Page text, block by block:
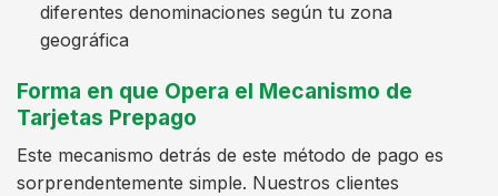
diferentes denominaciones según tu zona
geográfica
Forma en que Opera el Mecanismo de
Tarjetas Prepago
Este mecanismo detrás de este método de pago es
sorprendentemente simple. Nuestros clientes